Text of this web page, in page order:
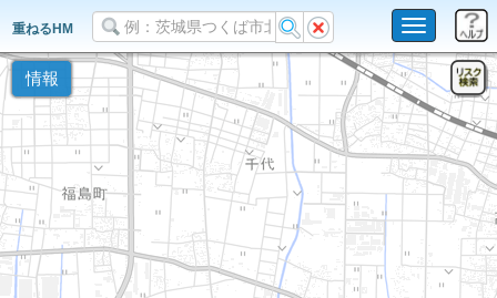
Toggle
navigation
重ねるHM
情報